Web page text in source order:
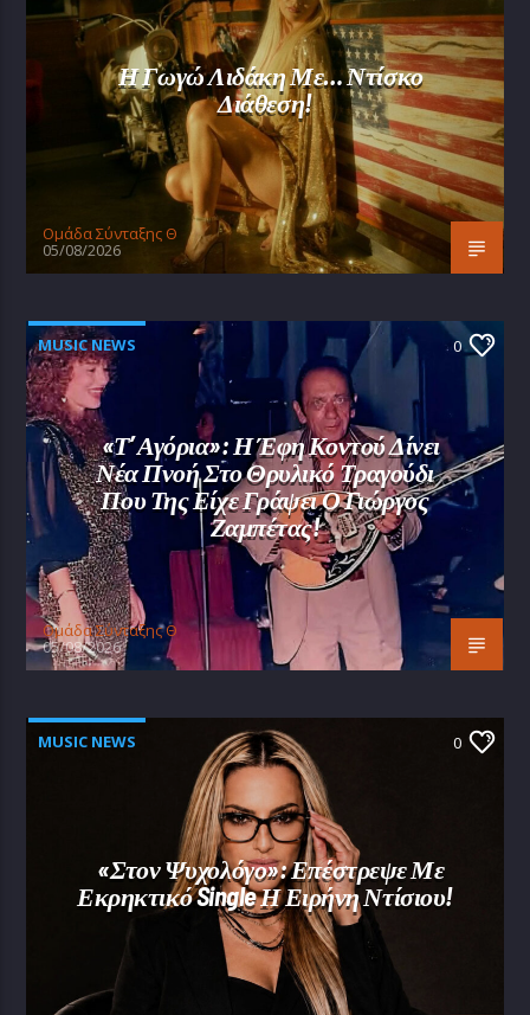
Η Γωγώ Λιδάκη Με… Ντίσκο
Διάθεση!
Oμάδα Σύνταξης Θ
05/08/2026
MUSIC NEWS 0
«Τ’ Αγόρια»: Η Έφη Κοντού Δίνει
Νέα Πνοή Στο Θρυλικό Τραγούδι
Που Της Είχε Γράψει Ο Γιώργος
Ζαμπέτας!
Oμάδα Σύνταξης Θ
05/08/2026
MUSIC NEWS 0
«Στον Ψυχολόγο»: Επέστρεψε Με
Εκρηκτικό Single Η Ειρήνη Ντίσιου!